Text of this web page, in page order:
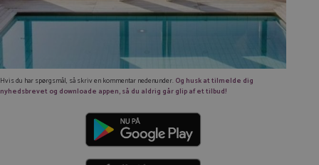
Hvis du har spørgsmål, så skriv en kommentar nedenunder. Og husk at tilmelde dig
nyhedsbrevet og downloade appen, så du aldrig går glip af et tilbud!